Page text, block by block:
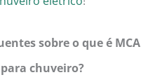
sobre o que é MCA
chuveiro?